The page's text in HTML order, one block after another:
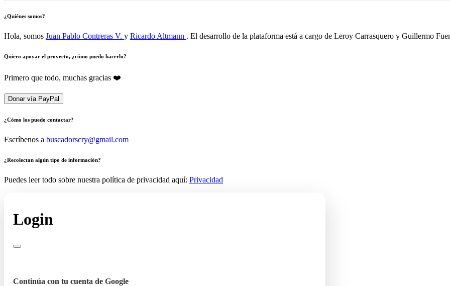
¿Quiénes somos?
Hola, somos Juan Pablo Contreras V. y Ricardo Altmann . El desarrollo de la plataforma está a cargo de Leroy Carrasquero y Guillermo
Quiero apoyar el proyecto, ¿cómo puedo hacerlo?
Primero que todo, muchas gracias ❤️
Donar vía PayPal
¿Cómo los puedo contactar?
Escríbenos a buscadorscry@gmail.com
¿Recolectan algún tipo de información?
Puedes leer todo sobre nuestra política de privacidad aquí: Privacidad
Login
Continúa con tu cuenta de Google